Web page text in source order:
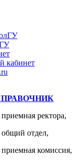
кабинет
ректора,
отдел,
комиссия,